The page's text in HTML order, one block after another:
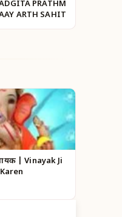
PRATHM
ARTH SAHIT
| Vinayak Ji